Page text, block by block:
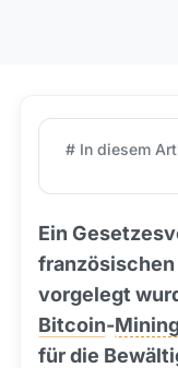
# In diesem
Ein
vorgelegt
Bitcoin-
für die